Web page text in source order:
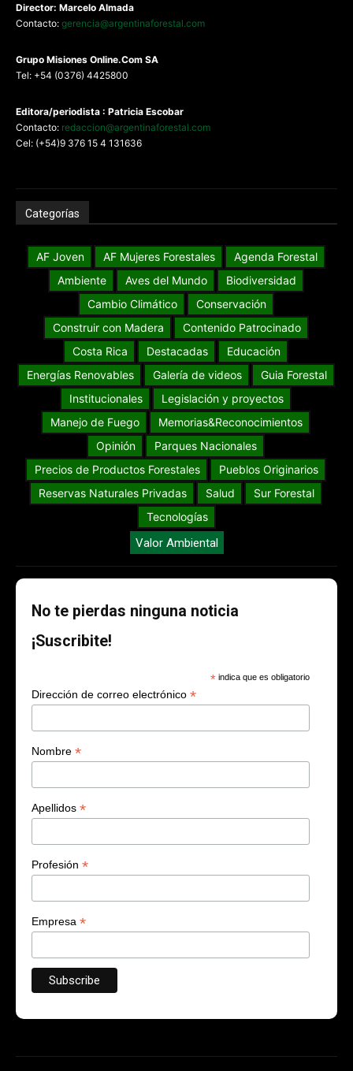
Director: Marcelo Almada
Contacto: gerencia@argentinaforestal.com
Grupo Misiones Online.Com SA
Tel: +54 (0376) 4425800
Editora/periodista : Patricia Escobar
Contacto: redaccion@argentinaforestal.com
Cel: (+54)9 376 15 4 131636
Categorías
AF Joven AF Mujeres Forestales
Agenda Forestal
Ambiente
Aves del Mundo
Biodiversidad
Cambio Climático
Conservación
Construir con Madera
Contenido Patrocinado
Costa Rica
Destacadas
Educación
Energías Renovables
Galería de videos
Guia Forestal
Institucionales
Legislación y proyectos
Manejo de Fuego
Memorias&Reconocimientos
Opinión
Parques Nacionales
Precios de Productos Forestales
Pueblos Originarios
Reservas Naturales Privadas
Salud
Sur Forestal
Tecnologías
Valor Ambiental
No te pierdas ninguna noticia
¡Suscribite!
* indica que es obligatorio
Dirección de correo electrónico *
Nombre *
Apellidos *
Profesión *
Empresa *